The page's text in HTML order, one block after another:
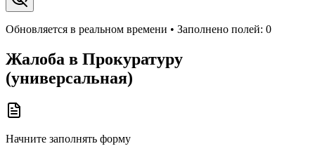
Обновляется в реальном времени • Заполнено полей: 0
Жалоба в Прокуратуру
(универсальная)
Начните заполнять форму